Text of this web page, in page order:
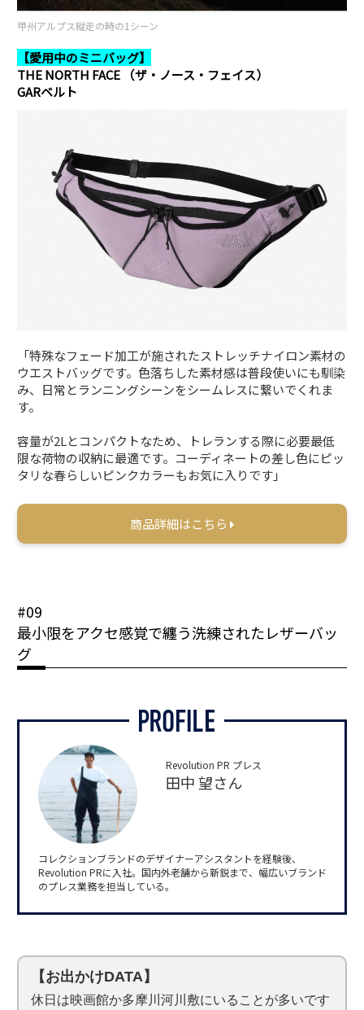
甲州アルプス縦走の時の1シーン
【愛用中のミニバッグ】
THE NORTH FACE （ザ・ノース・フェイス）
GARベルト
「特殊なフェード加工が施されたストレッチナイロン素材の
ウエストバッグです。色落ちした素材感は普段使いにも馴染
み、日常とランニングシーンをシームレスに繋いでくれま
す。
容量が2Lとコンパクトなため、トレランする際に必要最低
限な荷物の収納に最適です。コーディネートの差し色にピッ
タリな春らしいピンクカラーもお気に入りです」
商品詳細はこちら
#09
最小限をアクセ感覚で纏う洗練されたレザーバッ
グ
Revolution PR プレス
田中 望さん
コレクションブランドのデザイナーアシスタントを経験後、
Revolution PRに入社。国内外老舗から新鋭まで、幅広いブランド
のプレス業務を担当している。
【お出かけDATA】
休日は映画館か多摩川河川敷にいることが多いです